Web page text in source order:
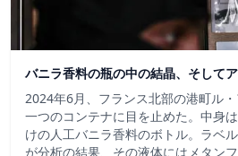
バニラ香料の瓶の中の結晶、そして
2024年6月、フランス北部の港町ル
一つのコンテナに目を止めた。中身
けの人工バニラ香料のボトル。ラベ
が分析の結果、その液体にはメタン